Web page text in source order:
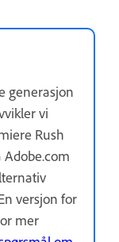
generasjon
vi
Rush
versjon for
mer